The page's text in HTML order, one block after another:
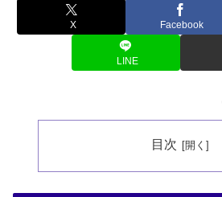
X Facebook
LINE
目次